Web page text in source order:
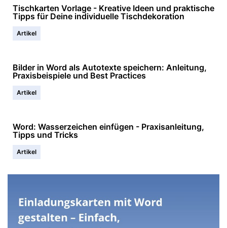
Tischkarten Vorlage - Kreative Ideen und praktische
Tipps für Deine individuelle Tischdekoration
Artikel
Bilder in Word als Autotexte speichern: Anleitung,
Praxisbeispiele und Best Practices
Artikel
Word: Wasserzeichen einfügen - Praxisanleitung,
Tipps und Tricks
Artikel